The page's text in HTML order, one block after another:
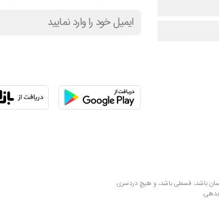
آسان باشد، قسطی باشد، و هیچ دردسری